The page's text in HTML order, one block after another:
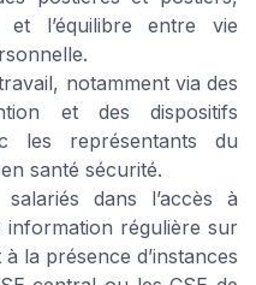
l’équilibre entre vie
notamment via des
et des dispositifs
les représentants du
santé sécurité.
salariés dans l’accès à
régulière sur
la présence d’instances